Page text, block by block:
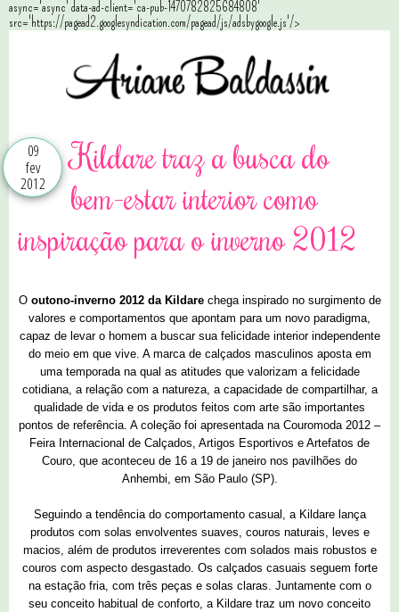
async='async' data-ad-client='ca-pub-1470782825684808'
src='https://pagead2.googlesyndication.com/pagead/js/adsbygoogle.js'/>
09
fev
2012
Kildare traz a busca do
bem-estar interior como
inspiração para o inverno 2012
O outono-inverno 2012 da Kildarechega inspirado no surgimento de
valores e comportamentos que apontam para um novo paradigma,
capaz de levar o homem a buscar sua felicidade interior independente
do meio em que vive. A marca de calçados masculinos aposta em
uma temporada na qual as atitudes que valorizam a felicidade
cotidiana, a relação com a natureza, a capacidade de compartilhar, a
qualidade de vida e os produtos feitos com arte são importantes
pontos de referência. A coleção foi apresentada na Couromoda 2012 –
Feira Internacional de Calçados, Artigos Esportivos e Artefatos de
Couro, que aconteceu de 16 a 19 de janeiro nos pavilhões do
Anhembi, em São Paulo (SP).
Seguindo a tendência do comportamento casual, a Kildare lança
produtos com solas envolventes suaves, couros naturais, leves e
macios, além de produtos irreverentes com solados mais robustos e
couros com aspecto desgastado. Os calçados casuais seguem forte
na estação fria, com três peças e solas claras. Juntamente com o
seu conceito habitual de conforto, a Kildare traz um novo conceito